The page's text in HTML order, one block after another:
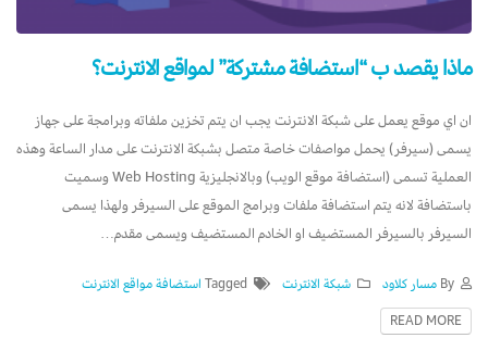
ماذا يقصد ب “استضافة مشتركة” لمواقع الانترنت؟
ان اي موقع يعمل على شبكة الانترنت يجب ان يتم تخزين ملفاته وبرامجة على جهاز
يسمى (سيرفر) يحمل مواصفات خاصة متصل بشبكة الانترنت على مدار الساعة وهذه
العملية تسمى (استضافة موقع الويب) وبالانجليزية Web Hosting وسميت
باستضافة لانه يتم استضافة ملفات وبرامج الموقع على السيرفر ولهذا يسمى
السيرفر بالسيرفر المستضيف او الخادم المستضيف ويسمى مقدم…
مسار كلاود شبكة الانترنت Tagged استضافة مواقع الانترنت
READ MORE